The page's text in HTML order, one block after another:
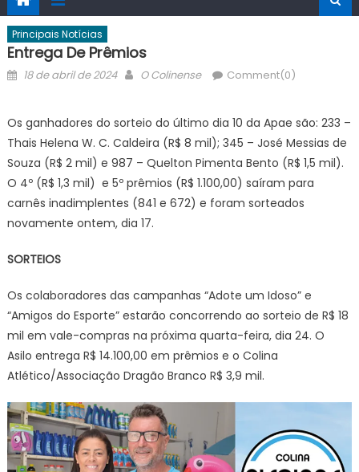
Principais Notícias
Entrega De Prêmios
Posted
18 de abril de 2024 Author
O Colinense Comment(0)
Os ganhadores do sorteio do último dia 10 da Apae são: 233 –
Thais Helena W. C. Caldeira (R$ 8 mil); 345 – José Messias de
Souza (R$ 2 mil) e 987 – Quelton Pimenta Bento (R$ 1,5 mil).
O 4º (R$ 1,3 mil) e 5º prêmios (R$ 1.100,00) saíram para
carnês inadimplentes (841 e 672) e foram sorteados
novamente ontem, dia 17.
SORTEIOS
Os colaboradores das campanhas “Adote um Idoso” e
“Amigos do Esporte” estarão concorrendo ao sorteio de R$ 18
mil em vale-compras na próxima quarta-feira, dia 24. O
Asilo entrega R$ 14.100,00 em prêmios e o Colina
Atlético/Associação Dragão Branco R$ 3,9 mil.